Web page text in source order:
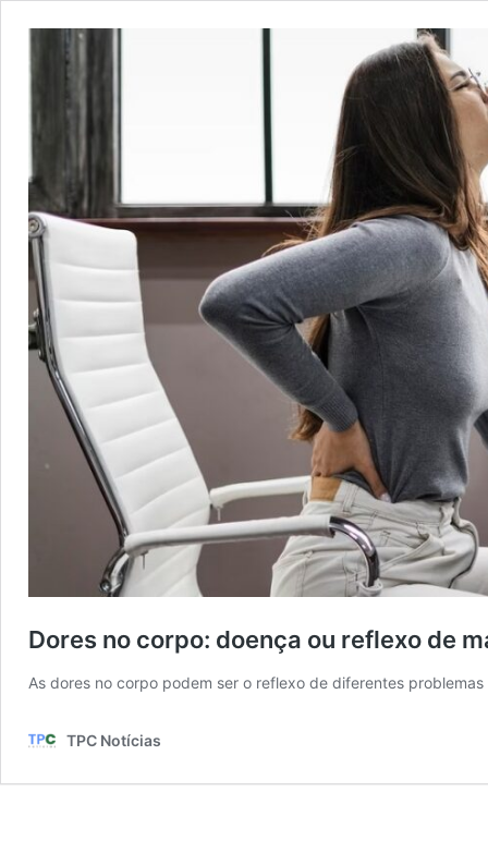
Dores no corpo: doença ou reflexo de
As dores no corpo podem ser o reflexo de diferentes problemas
TPC Notícias